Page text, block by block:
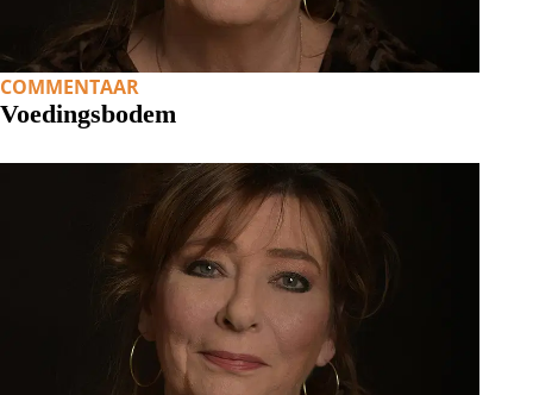
COMMENTAAR
Voedingsbodem